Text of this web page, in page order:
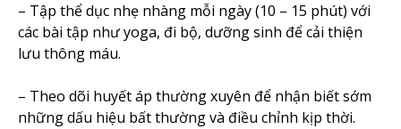
– Tập thể dục nhẹ nhàng mỗi ngày (10 – 15 phút) với
các bài tập như yoga, đi bộ, dưỡng sinh để cải thiện
lưu thông máu.
– Theo dõi huyết áp thường xuyên để nhận biết sớm
những dấu hiệu bất thường và điều chỉnh kịp thời.